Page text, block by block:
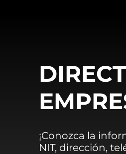
¡Conozca la
NIT, dirección,